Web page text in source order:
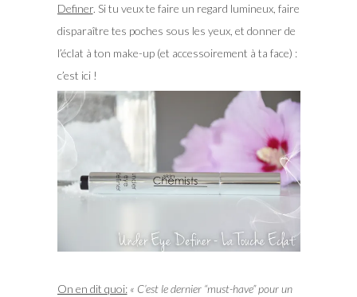
Definer. Si tu veux te faire un regard lumineux, faire
disparaître tes poches sous les yeux, et donner de
l’éclat à ton make-up (et accessoirement à ta face) :
c’est ici !
On en dit quoi: « C’est le dernier “must-have” pour un